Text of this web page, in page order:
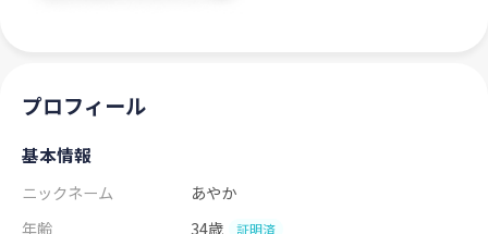
プロフィール
基本情報
ニックネーム
あやか
年齢
34歳 証明済